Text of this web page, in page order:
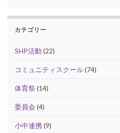
カテゴリー
SHP活動 (22)
コミュニティスクール(74)
体育祭 (14)
委員会 (4)
小中連携(9)